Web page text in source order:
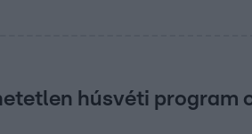
húsvéti program